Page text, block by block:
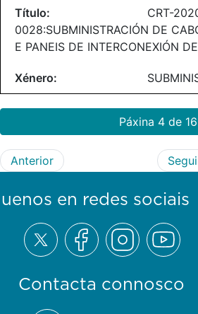
CRT-
0028:SUBMINISTRACIÓN DE
E PANEIS DE INTERCONEXIÓN
Páxina 4 de 16
Anterior
Contacta connosco
en redes sociais